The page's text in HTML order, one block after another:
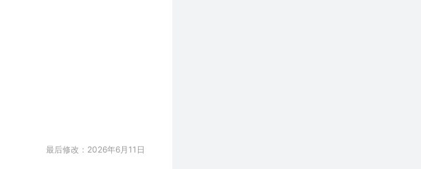
最后修改：2026年6月11日